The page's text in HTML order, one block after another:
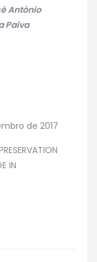
António
Paiva
de 2017
IN